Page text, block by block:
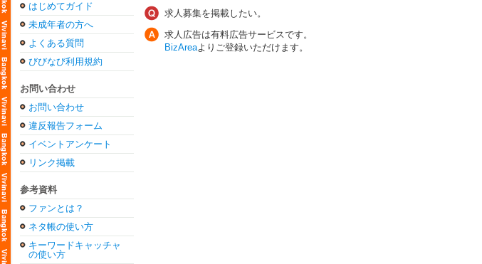
はじめてガイド
未成年者の方へ
よくある質問
びびなび利用規約
お問い合わせ
お問い合わせ
違反報告フォーム
イベントアンケート
リンク掲載
参考資料
ファンとは？
ネタ帳の使い方
キーワードキャッチャ
の使い方
求人募集を掲載したい。
求人広告は有料広告サービスです。
BizAreaよりご登録いただけます。